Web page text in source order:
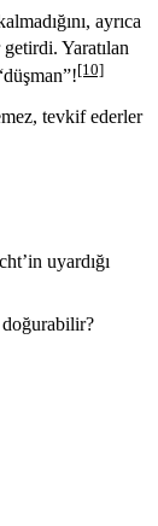
ayrıca
Yaratılan
[10]
tevkif ederler
uyardığı